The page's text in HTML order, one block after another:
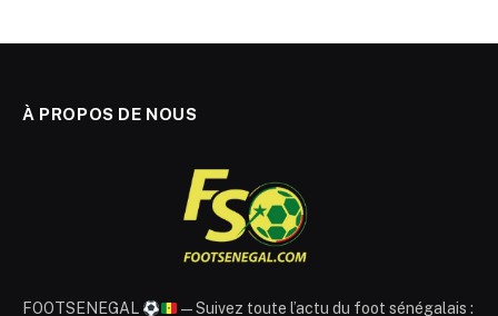
À PROPOS DE NOUS
FOOTSENEGAL
— Suivez toute l’actu du foot sénégalais :